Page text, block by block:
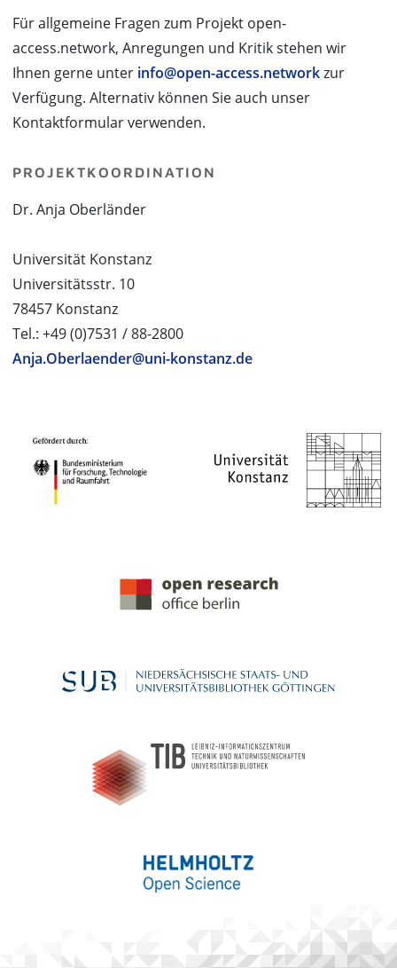
Für allgemeine Fragen zum Projekt open-
access.network, Anregungen und Kritik stehen wir
Ihnen gerne unter info@open-access.networkzur
Verfügung. Alternativ können Sie auch unser
Kontaktformular verwenden.
PROJEKTKOORDINATION
Dr. Anja Oberländer
Universität Konstanz
Universitätsstr. 10
78457 Konstanz
Tel.: +49 (0)7531 / 88-2800
Anja.Oberlaender@uni-konstanz.de